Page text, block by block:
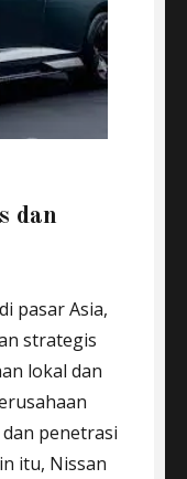
dan
pasar Asia,
strategis
lokal dan
penetrasi
itu, Nissan